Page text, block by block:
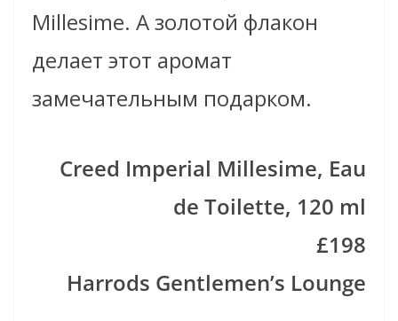
Millesime. А золотой флакон
делает этот аромат
замечательным подарком.
Creed Imperial Millesime, Eau
de Toilette, 120 ml
£198
Harrods Gentlemen’s Lounge